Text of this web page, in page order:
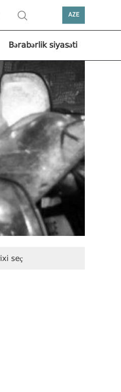
AZE
Bərabərlik siyasəti